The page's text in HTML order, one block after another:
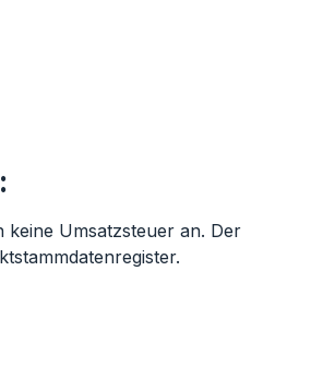
keine Umsatzsteuer an. Der